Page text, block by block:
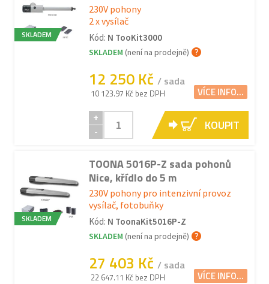
SKLADEM
230V pohony
2 x vysílač
Kód: N TooKit3000
SKLADEM (není na prodejně)
12 250 Kč / sada
10 123.97 Kč bez DPH VÍCE INFO...
+
-
KOUPIT
SKLADEM
TOONA 5016P-Z sada pohonů
Nice, křídlo do 5 m
230V pohony pro intenzivní provoz
vysílač, fotobuňky
Kód: N ToonaKit5016P-Z
SKLADEM (není na prodejně)
27 403 Kč / sada
22 647.11 Kč bez DPH VÍCE INFO...